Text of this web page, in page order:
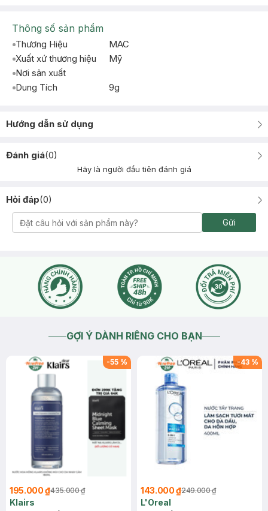
Thông số sản phẩm
Thương Hiệu
MAC
Xuất xứ thương hiệu
Mỹ
Nơi sản xuất
Dung Tích
9g
Hướng dẫn sử dụng
Đánh giá(0)
Hãy là người đầu tiên đánh giá
Hỏi đáp(0)
Gửi
GỢI Ý DÀNH RIÊNG CHO BẠN
-55 %
195.000 ₫435.000 ₫
Klairs
-43 %
143.000 ₫249.000 ₫
L'Oreal